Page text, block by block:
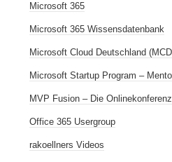
Microsoft 365
Microsoft 365 Wissensdatenbank
Microsoft Cloud Deutschland
Microsoft Startup Program –
MVP Fusion – Die Onlinekonferenz
Office 365 Usergroup
rakoellners Videos